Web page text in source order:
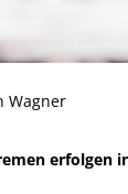
Wagner
erfolgen